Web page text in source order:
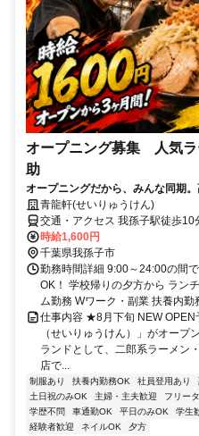
オープニング募集 人気ラ
助
オープニングだから、みんな同期。
青龍軒(せいりゅうけん)
交通・アクセス 我孫子駅徒歩10
時給1,600円
千葉県我孫子市
勤務時間詳細 9:00～24:00の間
OK！ 学校帰りの夕方から ラン
ム勤務 Wワーク・副業 扶養内勤
仕事内容 ★8月下旬 NEW
（せいりゅうけん）」がオープ
ランドとして、二郎系ラーメン
店で...
制服あり 扶養内勤務OK 社員登用あり
土日祝のみOK
主婦・主夫歓迎 フリー
学歴不問
車通勤OK 平日のみOK 学生
経験者歓迎
ネイルOK 夕方